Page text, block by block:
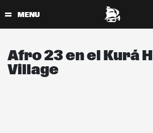
Afro 23 en el Kurá
Village